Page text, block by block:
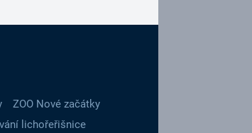
ZOO Nové začátky
lichořeřišnice